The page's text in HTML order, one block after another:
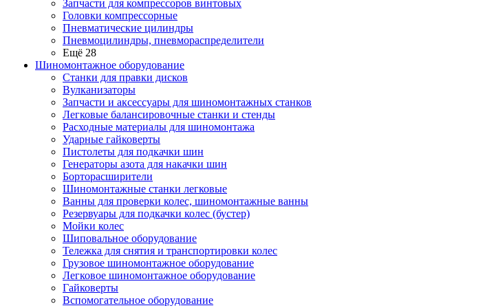
Запчасти для компрессоров винтовых
Головки компрессорные
Пневматические цилиндры
Пневмоцилиндры, пневмораспределители
Ещё 28
Шиномонтажное оборудование
Станки для правки дисков
Вулканизаторы
Запчасти и аксессуары для шиномонтажных станков
Легковые балансировочные станки и стенды
Расходные материалы для шиномонтажа
Ударные гайковерты
Пистолеты для подкачки шин
Генераторы азота для накачки шин
Борторасширители
Шиномонтажные станки легковые
Ванны для проверки колес, шиномонтажные ванны
Резервуары для подкачки колес (бустер)
Мойки колес
Шиповальное оборудование
Тележка для снятия и транспортировки колес
Грузовое шиномонтажное оборудование
Легковое шиномонтажное оборудование
Гайковерты
Вспомогательное оборудование